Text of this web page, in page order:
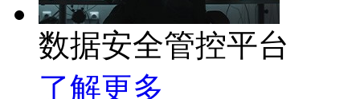
数据安全管控平台
了解更多